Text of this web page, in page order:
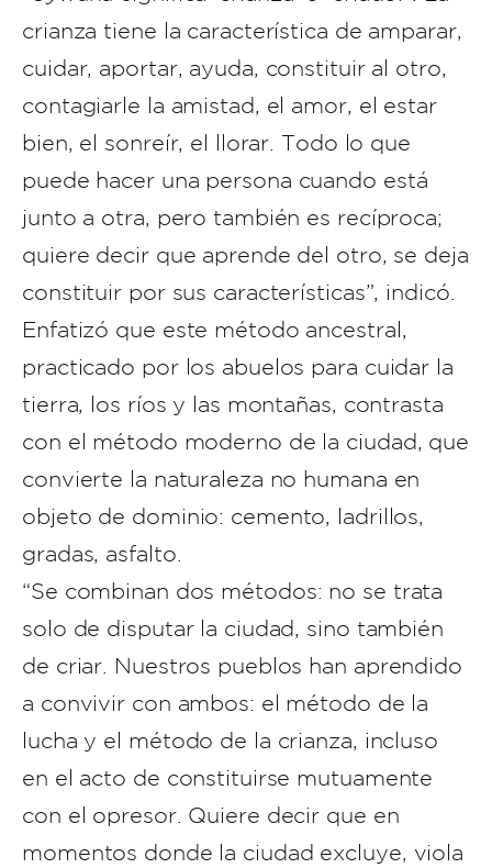
crianza tiene la característica de amparar,
cuidar, aportar, ayuda, constituir al otro,
contagiarle la amistad, el amor, el estar
bien, el sonreír, el llorar. Todo lo que
puede hacer una persona cuando está
junto a otra, pero también es recíproca;
quiere decir que aprende del otro, se deja
constituir por sus características”, indicó.
Enfatizó que este método ancestral,
practicado por los abuelos para cuidar la
tierra, los ríos y las montañas, contrasta
con el método moderno de la ciudad, que
convierte la naturaleza no humana en
objeto de dominio: cemento, ladrillos,
gradas, asfalto.
“Se combinan dos métodos: no se trata
solo de disputar la ciudad, sino también
de criar. Nuestros pueblos han aprendido
a convivir con ambos: el método de la
lucha y el método de la crianza, incluso
en el acto de constituirse mutuamente
con el opresor. Quiere decir que en
momentos donde la ciudad excluye, viola